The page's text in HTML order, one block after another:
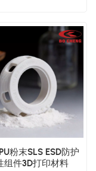
粉末SLS ESD防护
组件3D打印材料